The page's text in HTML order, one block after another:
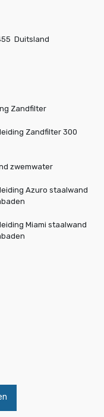
Duitsland
Zandfilter
Zandfilter 300
zwemwater
Azuro staalwand
Miami staalwand